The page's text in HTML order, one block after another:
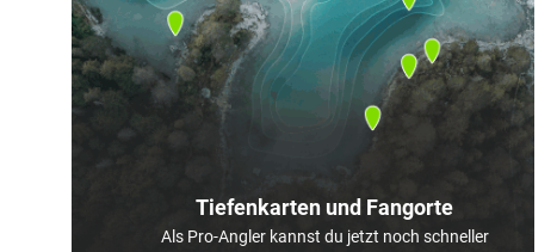
Tiefenkarten und Fangorte
Als Pro-Angler kannst du jetzt noch schneller